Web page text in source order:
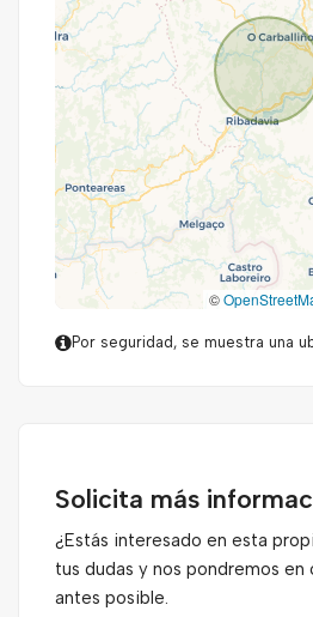
©
Por seguridad, se muestra una
Solicita más
¿Estás interesado en esta
tus dudas y nos pondremos
antes posible.